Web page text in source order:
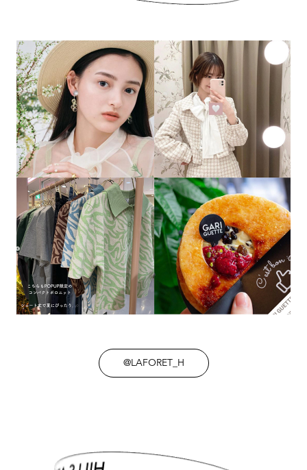
@LAFORET_H